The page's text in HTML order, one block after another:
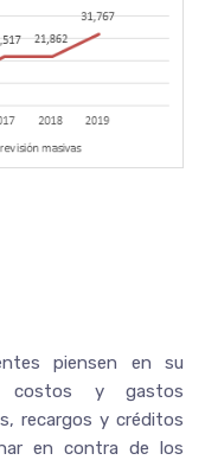
piensen en su
costos y gastos
recargos y créditos
en contra de los